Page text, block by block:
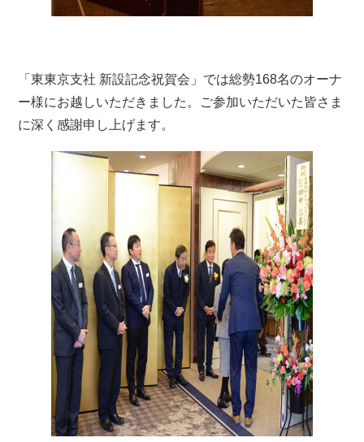
「東東京支社 新設記念祝賀会」では総勢168名のオーナ
ー様にお越しいただきました。ご参加いただいた皆さま
に深く感謝申し上げます。